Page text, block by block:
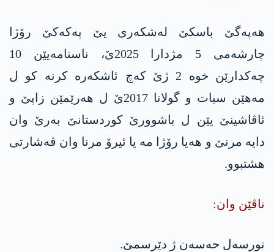
هه‌په‌گێ باسكێ له‌شكه‌ری یێ په‌كه‌كێ رۆژا
چارشه‌می 5 مژدارا 2025ێ، ناسنامه‌یێن 10
چه‌كدارێن خوه‌ 2 ژێ كه‌چ ئاشكه‌ره‌ كرنه‌ كو ل
مه‌هێن سبات و گولانا 2017ێ ل هه‌رێمێن زاپێ و
ئاڤاشینێ یێن ل باشوورێ كوردستانێ به‌رێ وان
دایه‌ مرنێ و هه‌یا رۆژا مه‌ یا ئیرۆ مرنا وان ڤه‌شارتی
هشتبوو.
ناڤێن وان:
نورسه‌ل حه‌سه‌ن ژ دێرسمێ.